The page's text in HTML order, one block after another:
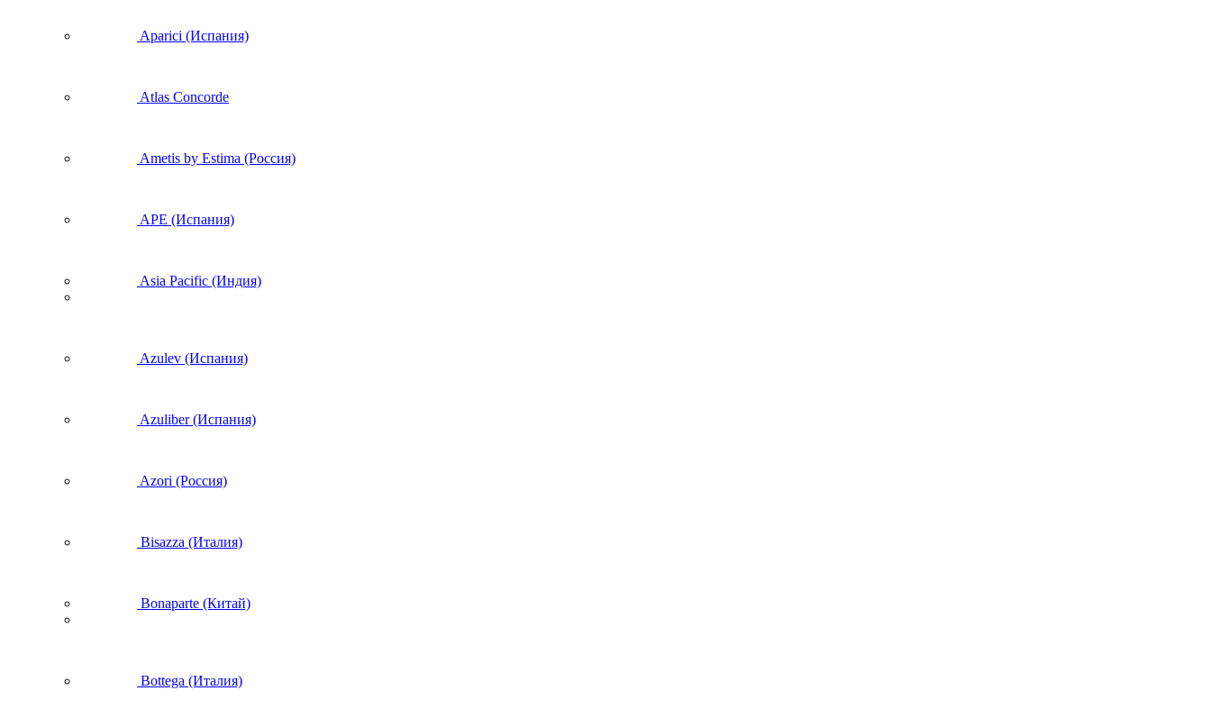
Aparici (Испания)
Atlas Concorde
Ametis by Estima (Россия)
APE (Испания)
Asia Pacific (Индия)
Azulev (Испания)
Azuliber (Испания)
Azori (Россия)
Bisazza (Италия)
Bonaparte (Китай)
Bottega (Италия)